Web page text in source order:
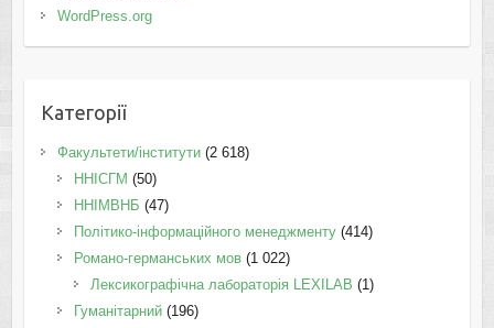
WordPress.org
Категорії
Факультети/інститути(2 618)
ННІСГМ (50)
ННІМВНБ (47)
Політико-інформаційного менеджменту(414)
Романо-германських мов(1 022)
Лексикографічна лабораторія LEXILAB (1)
Гуманітарний(196)